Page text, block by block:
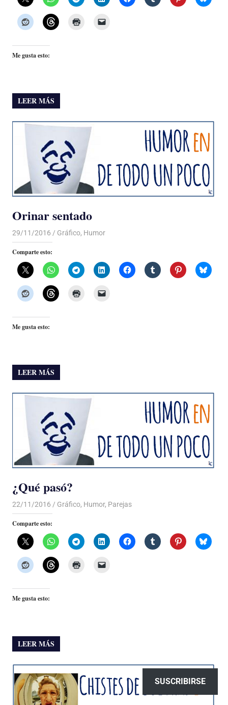
Me gusta esto:
LEER MÁS
Orinar sentado
29/11/2016 De todo un Poco
Gráfico, Humor
Comparte esto:
Me gusta esto:
LEER MÁS
¿Qué pasó?
22/11/2016 Luis Castellanos
Gráfico, Humor, Parejas
Comparte esto:
Me gusta esto:
LEER MÁS
SUSCRIBIRSE